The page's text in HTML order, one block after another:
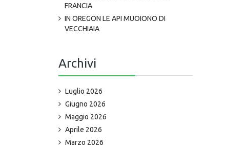
FRANCIA
IN OREGON LE API MUOIONO DI
VECCHIAIA
Archivi
Luglio 2026
Giugno 2026
Maggio 2026
Aprile 2026
Marzo 2026